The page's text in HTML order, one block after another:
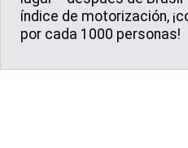
índice de motorización,
por cada 1000 personas!